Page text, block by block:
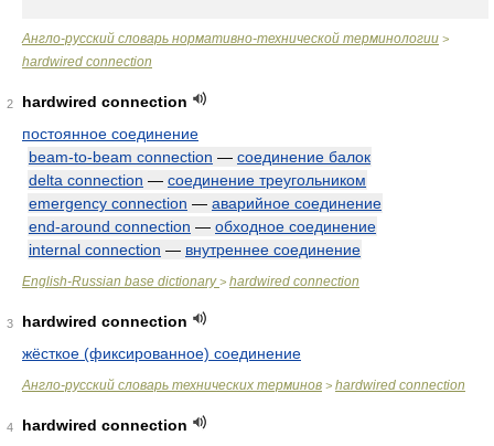
Англо-русский словарь нормативно-технической терминологии >
hardwired connection
2
hardwired connection
постоянное соединение
beam-to-beam connection — соединение балок
delta connection — соединение треугольником
emergency connection — аварийное соединение
end-around connection — обходное соединение
internal connection — внутреннее соединение
English-Russian base dictionary> hardwired connection
3
hardwired connection
жёсткое (фиксированное) соединение
Англо-русский словарь технических терминов > hardwired connection
4
hardwired connection